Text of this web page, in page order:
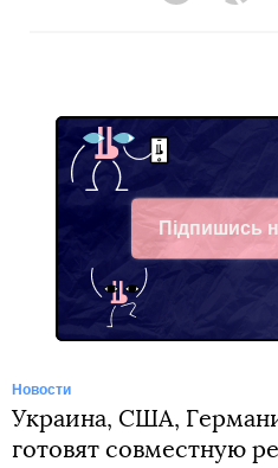
Підпишись
Facebook
Новости
Украина, США,
готовят совместную